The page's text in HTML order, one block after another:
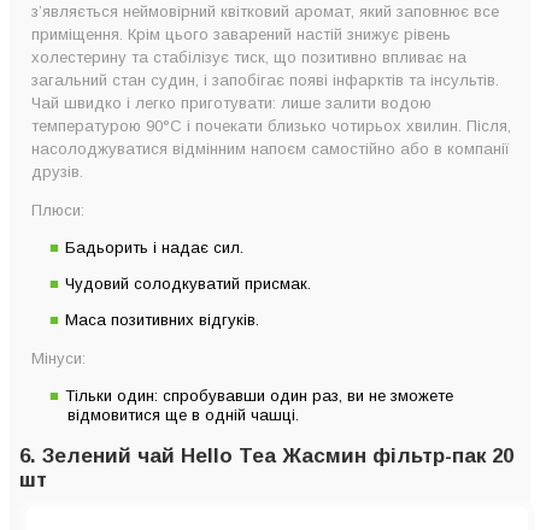
з’являється неймовірний квітковий аромат, який заповнює все
приміщення. Крім цього заварений настій знижує рівень
холестерину та стабілізує тиск, що позитивно впливає на
загальний стан судин, і запобігає появі інфарктів та інсультів.
Чай швидко і легко приготувати: лише залити водою
температурою 90°C і почекати близько чотирьох хвилин. Після,
насолоджуватися відмінним напоєм самостійно або в компанії
друзів.
Плюси:
Бадьорить і надає сил.
Чудовий солодкуватий присмак.
Маса позитивних відгуків.
Мінуси:
Тільки один: спробувавши один раз, ви не зможете
відмовитися ще в одній чашці.
6. Зелений чай Hello Tea Жасмин фільтр-пак 20
шт